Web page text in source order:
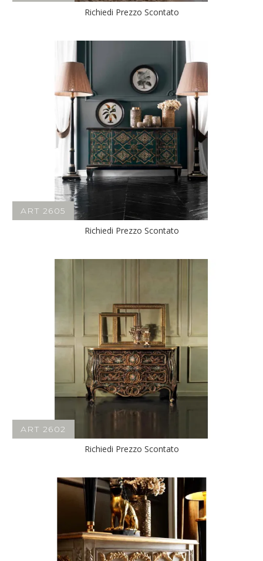
Richiedi Prezzo Scontato
ART 2605
Richiedi Prezzo Scontato
ART 2602
Richiedi Prezzo Scontato